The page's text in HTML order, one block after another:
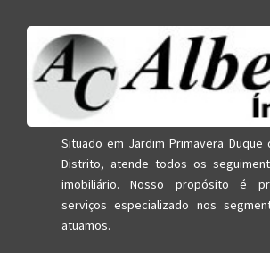
Situado em Jardim Primavera Duque
Distrito, atende todos os
imobiliário. Nosso propósito é
serviços especializado nos
atuamos.